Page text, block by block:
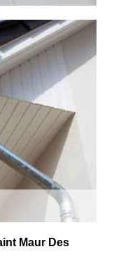
Maur Des